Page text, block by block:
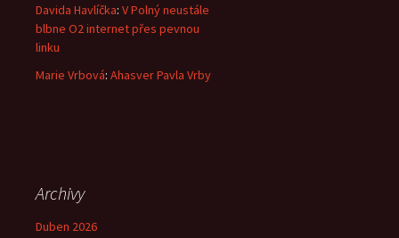
Davida Havlíčka: V Polný neustále
blbne O2 internet přes pevnou
linku
Marie Vrbová: Ahasver Pavla Vrby
Archivy
Duben 2026